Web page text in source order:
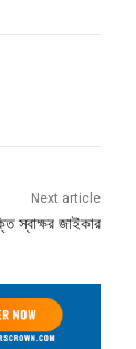
Next article
স্বাক্ষর জাইকার